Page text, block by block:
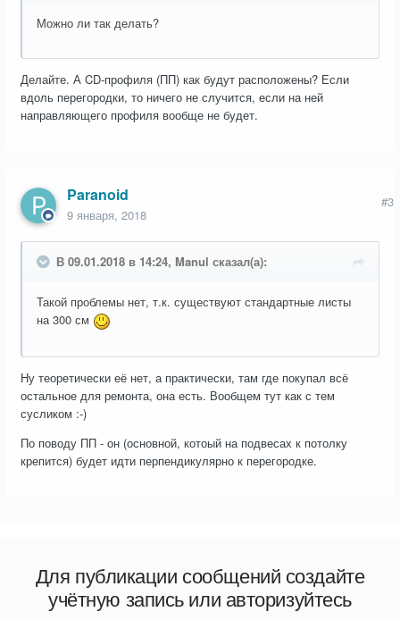
Можно ли так делать?
Делайте. А CD-профиля (ПП) как будут расположены? Если
вдоль перегородки, то ничего не случится, если на ней
направляющего профиля вообще не будет.
Paranoid
9 января, 2018
#3
В 09.01.2018 в 14:24, Manul сказал(а):
Такой проблемы нет, т.к. существуют стандартные листы
на 300 см
Ну теоретически её нет, а практически, там где покупал всё
остальное для ремонта, она есть. Вообщем тут как с тем
сусликом :-)
По поводу ПП - он (основной, котоый на подвесах к потолку
крепится) будет идти перпендикулярно к перегородке.
Для публикации сообщений создайте
учётную запись или авторизуйтесь